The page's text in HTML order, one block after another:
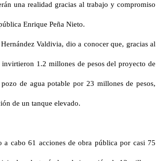
una realidad gracias al trabajo y compromiso
Enrique Peña Nieto.
Valdivia, dio a conocer que, gracias al
1.2 millones de pesos del proyecto de
de agua potable por 23 millones de pesos,
de un tanque elevado.
cabo 61 acciones de obra pública por casi 75